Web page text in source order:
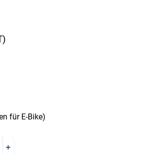
für E-Bike)